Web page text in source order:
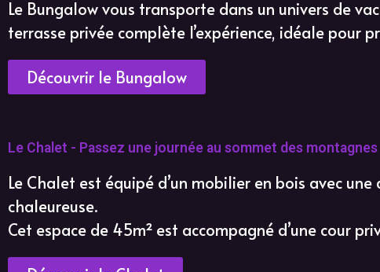
Le Bungalow vous transporte dans un univers de
terrasse privée complète l’expérience, idéale pour
Découvrir le Bungalow
Le Chalet - Passez une journée au sommet des montagnes
Le Chalet est équipé d’un mobilier en bois avec
chaleureuse.
Cet espace de 45m² est accompagné d’une cour